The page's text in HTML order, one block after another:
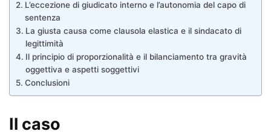
L’eccezione di giudicato interno e l’autonomia del capo di
sentenza
La giusta causa come clausola elastica e il sindacato di
legittimità
Il principio di proporzionalità e il bilanciamento tra gravità
oggettiva e aspetti soggettivi
Conclusioni
Il caso